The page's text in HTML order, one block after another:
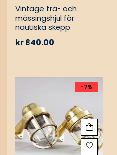
Vintage trä- och
mässingshjul för
nautiska skepp
kr840.00
-7%